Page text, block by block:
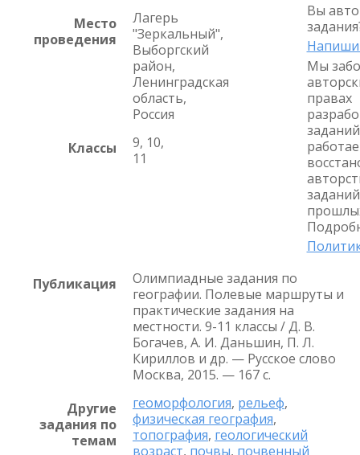
Место
проведения
Лагерь
"Зеркальный",
Выборгский
район,
Ленинградская
область,
Россия
Классы
9, 10,
11
Вы
Мы
правах
заданий
Публикация
Олимпиадные задания по
географии. Полевые маршруты и
практические задания на
местности. 9-11 классы / Д. В.
Богачев, А. И. Даньшин, П. Л.
Кириллов и др. — Русское слово
Москва, 2015. — 167 с.
Другие
задания по
темам
геоморфология, рельеф,
физическая география,
топография, геологический
возраст, почвы, почвенный